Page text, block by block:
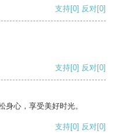
支持[0] 反对[0]
支持[0] 反对[0]
身心，享受美好时光。
支持[0] 反对[0]